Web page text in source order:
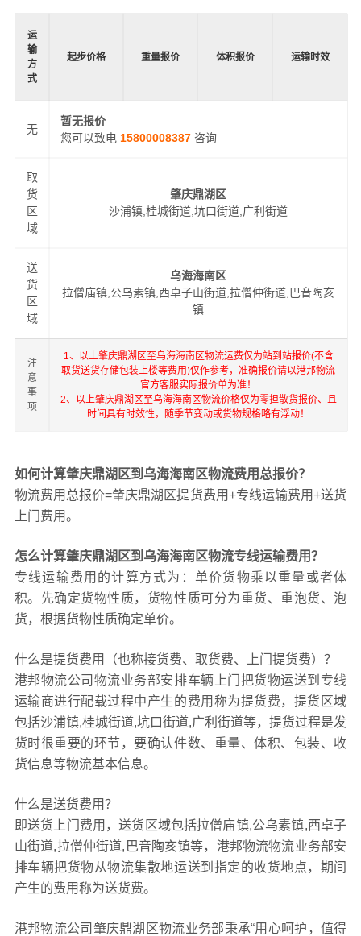
运
输
方
式
起步价格 重量报价 体积报价 运输时效
无
暂无报价
您可以致电 15800008387 咨询
取
货
区
域
肇庆鼎湖区
沙浦镇,桂城街道,坑口街道,广利街道
送
货
区
域
乌海海南区
拉僧庙镇,公乌素镇,西卓子山街道,拉僧仲街道,巴音陶亥
镇
注
意
事
项
1、以上肇庆鼎湖区至乌海海南区物流运费仅为站到站报价(不含
取货送货存储包装上楼等费用)仅作参考，准确报价请以港邦物流
官方客服实际报价单为准！
2、以上肇庆鼎湖区至乌海海南区物流价格仅为零担散货报价、且
时间具有时效性，随季节变动或货物规格略有浮动！
如何计算肇庆鼎湖区到乌海海南区物流费用总报价？
物流费用总报价=肇庆鼎湖区提货费用+专线运输费用+送货
上门费用。
怎么计算肇庆鼎湖区到乌海海南区物流专线运输费用？
专线运输费用的计算方式为：单价货物乘以重量或者体
积。先确定货物性质，货物性质可分为重货、重泡货、泡
货，根据货物性质确定单价。
什么是提货费用（也称接货费、取货费、上门提货费）？
港邦物流公司物流业务部安排车辆上门把货物运送到专线
运输商进行配载过程中产生的费用称为提货费，提货区域
包括沙浦镇,桂城街道,坑口街道,广利街道等，提货过程是发
货时很重要的环节，要确认件数、重量、体积、包装、收
货信息等物流基本信息。
什么是送货费用？
即送货上门费用，送货区域包括拉僧庙镇,公乌素镇,西卓子
山街道,拉僧仲街道,巴音陶亥镇等，港邦物流物流业务部安
排车辆把货物从物流集散地运送到指定的收货地点，期间
产生的费用称为送货费。
港邦物流公司肇庆鼎湖区物流业务部秉承“用心呵护，值得